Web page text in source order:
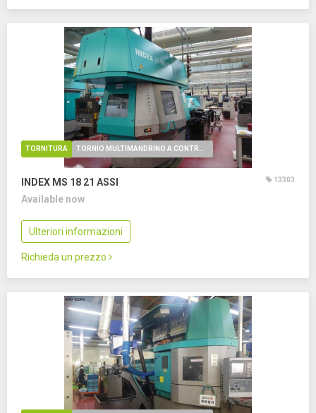
TORNITURA
INDEX MS 18 21 ASSI 13303
Available now
Ulteriori informazioni
Richieda un prezzo